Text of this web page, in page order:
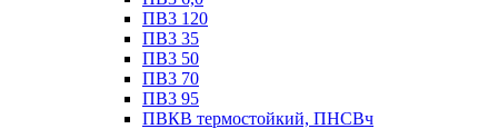
ПВ3 120
ПВ3 35
ПВ3 50
ПВ3 70
ПВ3 95
ПВКВ термостойкий, ПНСВч